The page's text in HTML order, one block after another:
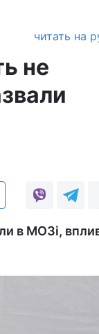
читать на
не
в МОЗі,